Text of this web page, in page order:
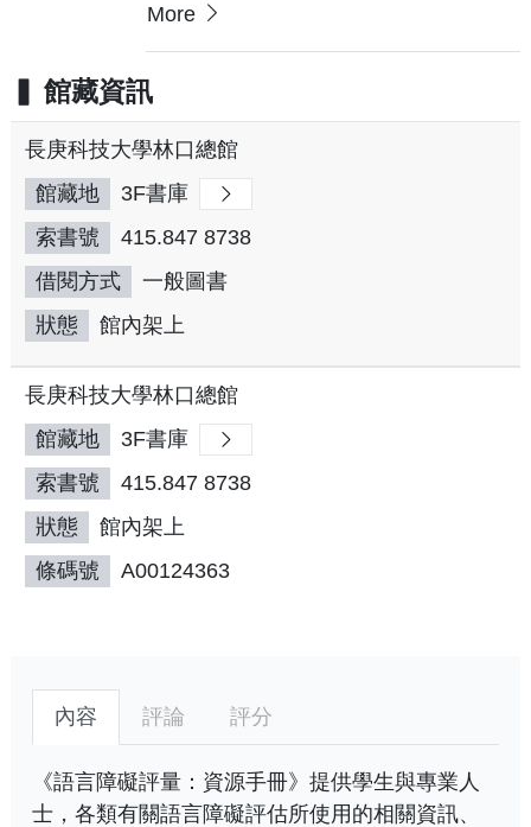
More
館藏資訊
長庚科技大學林口總館
館藏地
3F書庫
索書號
415.847 8738
借閱方式
一般圖書
狀態
館內架上
長庚科技大學林口總館
館藏地
3F書庫
索書號
415.847 8738
狀態
館內架上
條碼號
A00124363
內容 評論 評分
《語言障礙評量：資源手冊》提供學生與專業人
士，各類有關語言障礙評估所使用的相關資訊、